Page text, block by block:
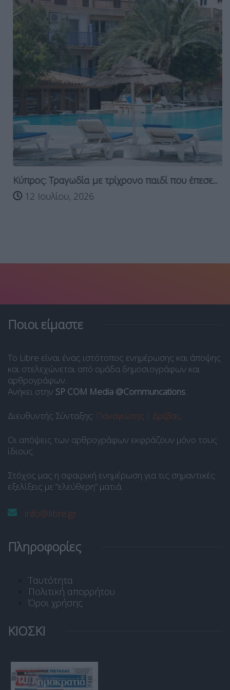
Κύπρος: Τραγωδία με τρίχρονο παιδί που έπεσε...
12 Ιουλίου, 2026
Ποιοι είμαστε
Το Libre είναι ένας ιστότοπος ενημέρωσης και άποψης
και στελεχώνεται από ομάδα δημοσιογράφων και
αρθρογράφων.
Ανήκει στην SP COM Media @Communcations.
Διευθυντής Σύνταξης: Παναγιώτης Ι. Δρίβας.
Οι απόψεις των αρθρογράφων εκφράζουν μόνο τους
ίδιους.
Στόχος μας η σφαιρική ενημέρωση για τις σημαντικές
εξελίξεις με “ελεύθερη” ματιά.
info@libre.gr
Πληροφορίες
Ταυτότητα
Πολιτική απορρήτου
Όροι χρήσης
ΚΙΟΣΚΙ